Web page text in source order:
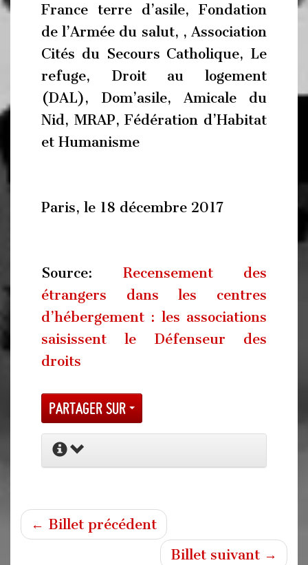
France terre d’asile, Fondation
de l’Armée du salut, , Association
Cités du Secours Catholique, Le
refuge, Droit au logement
(DAL), Dom’asile, Amicale du
Nid, MRAP, Fédération d’Habitat
et Humanisme
Paris, le 18 décembre 2017
Source: Recensement des
étrangers dans les centres
d’hébergement : les associations
saisissent le Défenseur des
droits
Partager sur
← Billet précédent
Billet suivant →